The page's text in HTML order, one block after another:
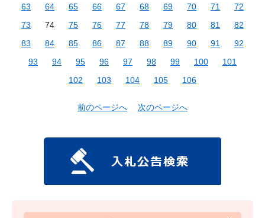
63
64 65 66 67 68 69 70 71
72
73
74 75 76 77 78 79 80 81
82
83
84 85 86 87 88 89 90 91
92
93
94 95 96 97 98 99 100
101
102
103 104 105 106
前のページへ 次のページへ